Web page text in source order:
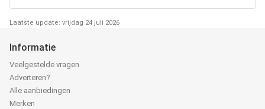
Laatste update: vrijdag 24 juli 2026
Informatie
Veelgestelde vragen
Adverteren?
Alle aanbiedingen
Merken